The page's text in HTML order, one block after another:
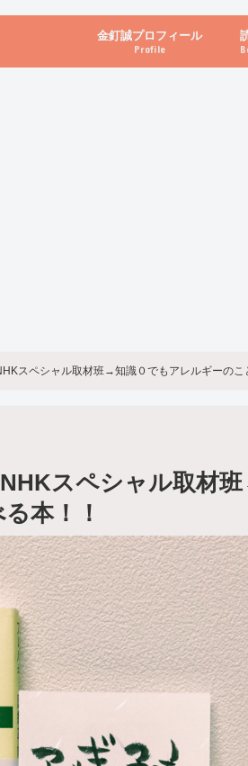
金釘誠プロフィール
Profile
スペシャル取材班→知識０でもアレルギーのこ
NHKスペシャル取材
本！！